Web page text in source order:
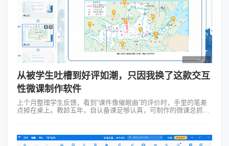
从被学生吐槽到好评如潮，只因我换了这款交互
性微课制作软件
上个月整理学生反馈，看到“课件像催眠曲”的评价时，手里的笔差
点掉在桌上。教龄五年，自认备课足够认真，可制作的微课总抓不